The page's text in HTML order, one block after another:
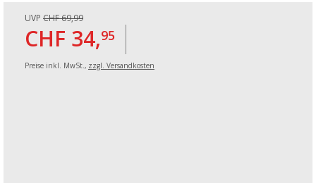
UVP CHF 69,99
CHF 34,95
Preise inkl. MwSt., zzgl. Versandkosten